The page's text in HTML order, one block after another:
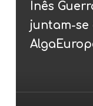
Pedro
Cunha
juntam-
conferência
Inês
juntam-se